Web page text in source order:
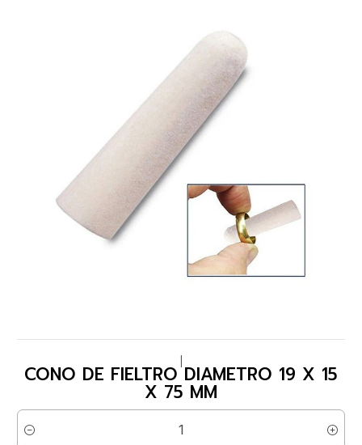
CONO DE FIELTRO DIAMETRO 19 X 15
X 75 MM
Quantity